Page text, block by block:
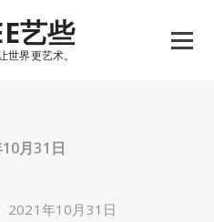
艺些
世界更艺术。
月31日
2021年10月31日